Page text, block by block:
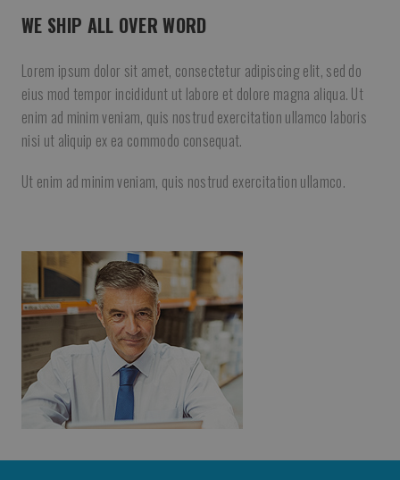
WE SHIP ALL OVER WORD
Lorem ipsum dolor sit amet, consectetur adipiscing elit, sed do
eius mod tempor incididunt ut labore et dolore magna aliqua. Ut
enim ad minim veniam, quis nostrud exercitation ullamco laboris
nisi ut aliquip ex ea commodo consequat.
Ut enim ad minim veniam, quis nostrud exercitation ullamco.